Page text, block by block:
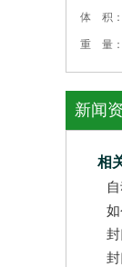
体 积：
重 量：
新闻
相